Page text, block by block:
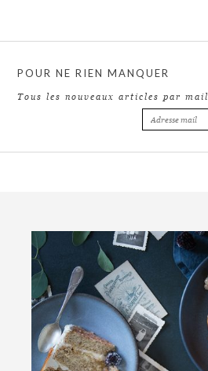
POUR NE RIEN MANQUER
Tous les nouveaux articles par mail